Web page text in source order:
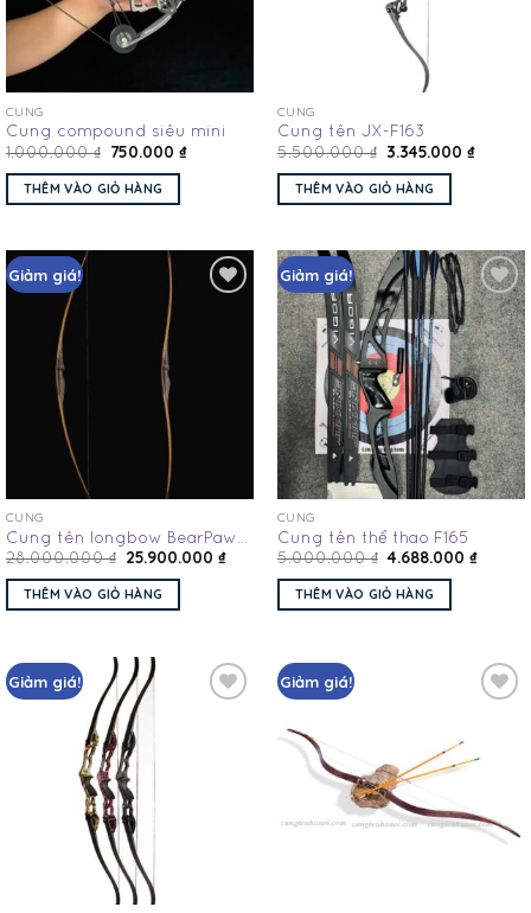
CUNG
Cung compound siêu mini
1.000.000₫ 750.000 ₫
THÊM VÀO GIỎ HÀNG
CUNG
Cung tên JX-F163
5.500.000₫ 3.345.000 ₫
THÊM VÀO GIỎ HÀNG
Giảm giá!
CUNG
Cung tên longbow BearPaw
Bodnik 30085
28.000.000₫ 25.900.000 ₫
THÊM VÀO GIỎ HÀNG
Giảm giá!
Add
to
wishlist
CUNG
Cung tên thể thao F165
5.000.000₫ 4.688.000 ₫
THÊM VÀO GIỎ HÀNG
Giảm giá! Giảm giá!